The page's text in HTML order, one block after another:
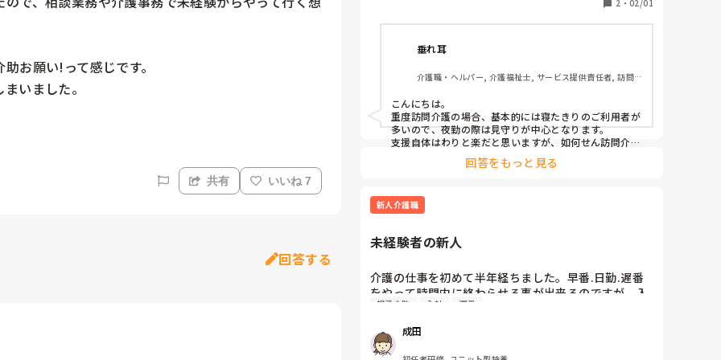
お願い!って感じです。
いました。
共有 いいね 7
回答する
やったことある方の意見をお聞きしたいです
2 ・ 02/01
垂れ耳
介護職・ヘルパー, 介護福祉士, サービス提供責任者, 訪問
こんにちは。
重度訪問介護の場合、基本的には寝たきりのご利用者が
多いので、夜勤の際は見守りが中心となります。
支援自体はわりと楽だと思いますが、如何せん訪問介護
はご利用者宅での支援になるため、訪問先によっては生
活環境が悪い中での支援になることもあります。
て重度訪問は単価が非常に安いので、一回につき長時間
の支援をやらないと売上につながらないのが現状です。
回答をもっと見る
新人介護職
未経験者の新人
介護の仕事を初めて半年経ちました。早番.日勤.遅番
をやって時間内に終わらせる事が出来るのですが、入
浴介助の脱着が遅いや排泄介助のパットがずれている
ますか？介護未経験で入職して半年経った皆さんの施
設の新人さんはどのくらい仕事が出来ますか？知りた
排泄介助 入社 遅番
成田